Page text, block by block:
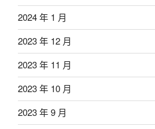
2024 年 1 月
2023 年 12 月
2023 年 11 月
2023 年 10 月
2023 年 9 月